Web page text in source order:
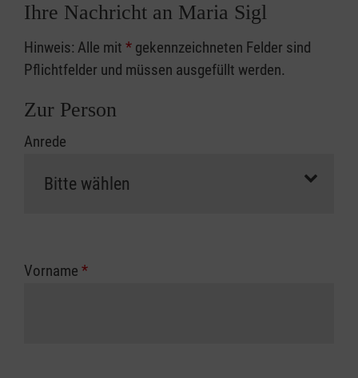
Ihre Nachricht an Maria Sigl
Hinweis: Alle mit * gekennzeichneten Felder sind
Pflichtfelder und müssen ausgefüllt werden.
Zur Person
Anrede
Vorname *